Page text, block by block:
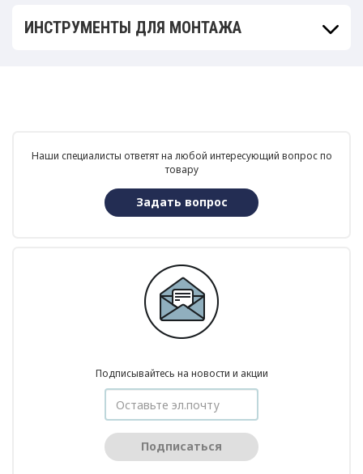
ИНСТРУМЕНТЫ ДЛЯ МОНТАЖА
Наши специалисты ответят на любой интересующий вопрос по
товару
Задать вопрос
Подписывайтесь на новости и акции
Подписаться